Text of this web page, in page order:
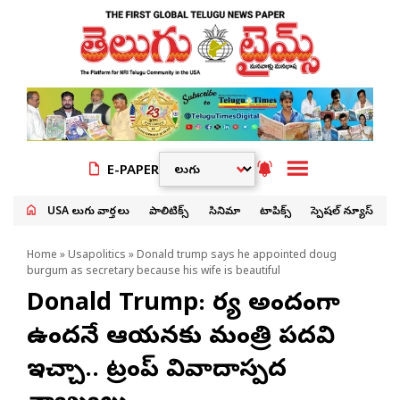
E-PAPER
USA తెలుగు వార్తలు పాలిటిక్స్ సినిమా టాపిక్స్ స్పెషల్ న్యూస్
Home » Usapolitics » Donald trump says he appointed doug
burgum as secretary because his wife is beautiful
Donald Trump: భార్య అందంగా
ఉందనే ఆయనకు మంత్రి పదవి
ఇచ్చా.. ట్రంప్ వివాదాస్పద